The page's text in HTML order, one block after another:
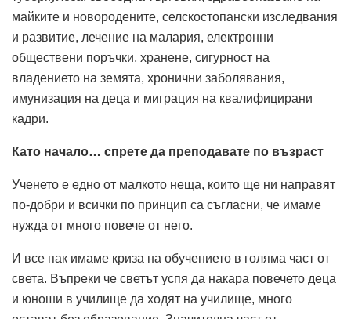
майките и новородените, селскостопански изследвания
и развитие, лечение на малария, електронни
обществени поръчки, хранене, сигурност на
владението на земята, хронични заболявания,
имунизация на деца и миграция на квалифицирани
кадри.
Като начало… спрете да преподавате по възраст
Ученето е едно от малкото неща, които ще ни направят
по-добри и всички по принцип са съгласни, че имаме
нужда от много повече от него.
И все пак имаме криза на обучението в голяма част от
света. Въпреки че светът успя да накара повечето деца
и юноши в училище да ходят на училище, много